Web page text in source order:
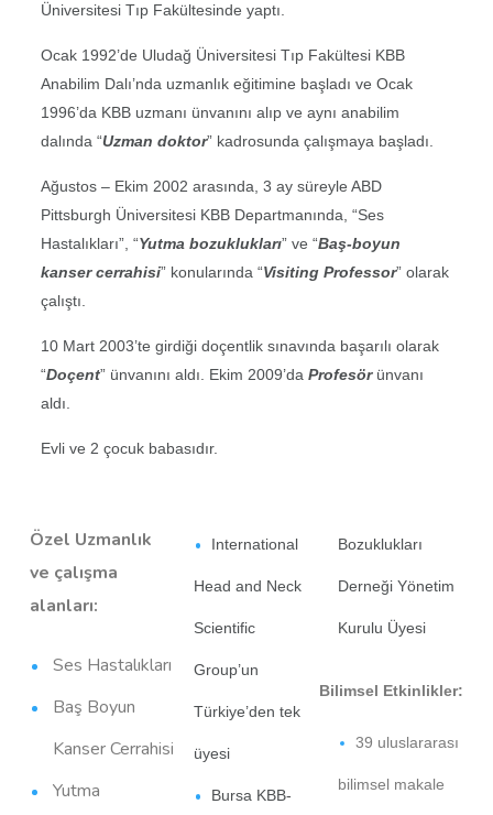
Üniversitesi Tıp Fakültesinde yaptı.
Ocak 1992’de Uludağ Üniversitesi Tıp Fakültesi KBB
Anabilim Dalı’nda uzmanlık eğitimine başladı ve Ocak
1996’da KBB uzmanı ünvanını alıp ve aynı anabilim
dalında “Uzman doktor” kadrosunda çalışmaya başladı.
Ağustos – Ekim 2002 arasında, 3 ay süreyle ABD
Pittsburgh Üniversitesi KBB Departmanında, “Ses
Hastalıkları”, “Yutma bozuklukları” ve “Baş-boyun
kanser cerrahisi” konularında “Visiting Professor” olarak
çalıştı.
10 Mart 2003’te girdiği doçentlik sınavında başarılı olarak
“Doçent” ünvanını aldı. Ekim 2009’daProfesörünvanı
aldı.
Evli ve 2 çocuk babasıdır.
Özel Uzmanlık
ve çalışma
alanları:
Ses Hastalıkları
Baş Boyun
Kanser Cerrahisi
Yutma
International
Head and Neck
Scientific
Group’un
Türkiye’den tek
üyesi
Bursa KBB-
Bozuklukları
Derneği Yönetim
Kurulu Üyesi
Bilimsel Etkinlikler:
39 uluslararası
bilimsel makale